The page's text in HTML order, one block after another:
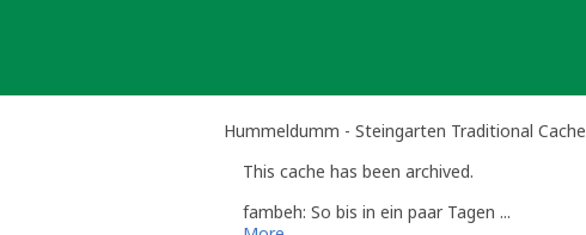
Hummeldumm - Steingarten Traditional Cache
This cache has been archived.
fambeh: So bis in ein paar Tagen ...